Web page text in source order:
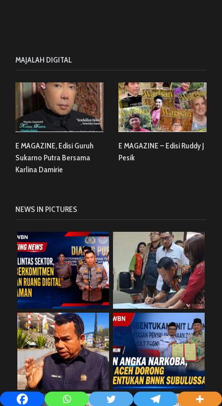
MAJALAH DIGITAL
E MAGAZINE, Edisi Guruh
Sukarno Putra Bersama
Karlina Damirie
E MAGAZINE – Edisi Ruddy J
Pesik
NEWS IN PICTURES